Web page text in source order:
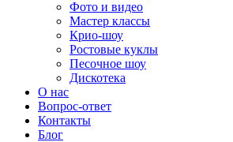
Фото и видео
Мастер классы
Крио-шоу
Ростовые куклы
Песочное шоу
Дискотека
О нас
Вопрос-ответ
Контакты
Блог